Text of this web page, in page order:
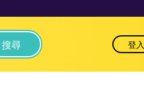
搜尋 登入